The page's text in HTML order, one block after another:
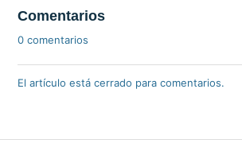
Comentarios
0 comentarios
El artículo está cerrado para comentarios.